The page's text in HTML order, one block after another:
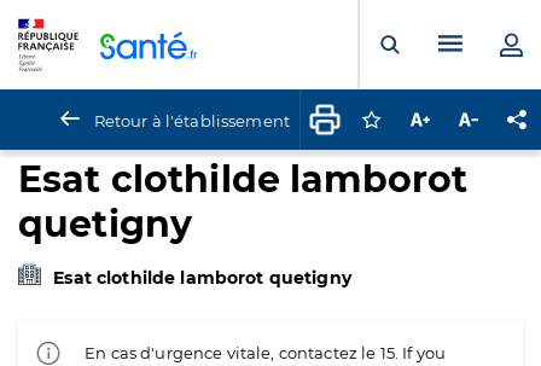
Ouvrir laMenu
Retour à l'établissement Connectez-vous
Augmenter la
Esat clothilde lamborot
quetigny
Esat clothilde lamborot quetigny
En cas d'urgence vitale, contactez le 15. If you